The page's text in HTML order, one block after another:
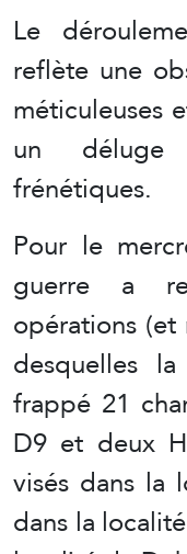
Le
reflète une
méticuleuses
un déluge
frénétiques.
Pour le
guerre a
opérations
desquelles
frappé 21
D9 et deux
visés dans la
dans la